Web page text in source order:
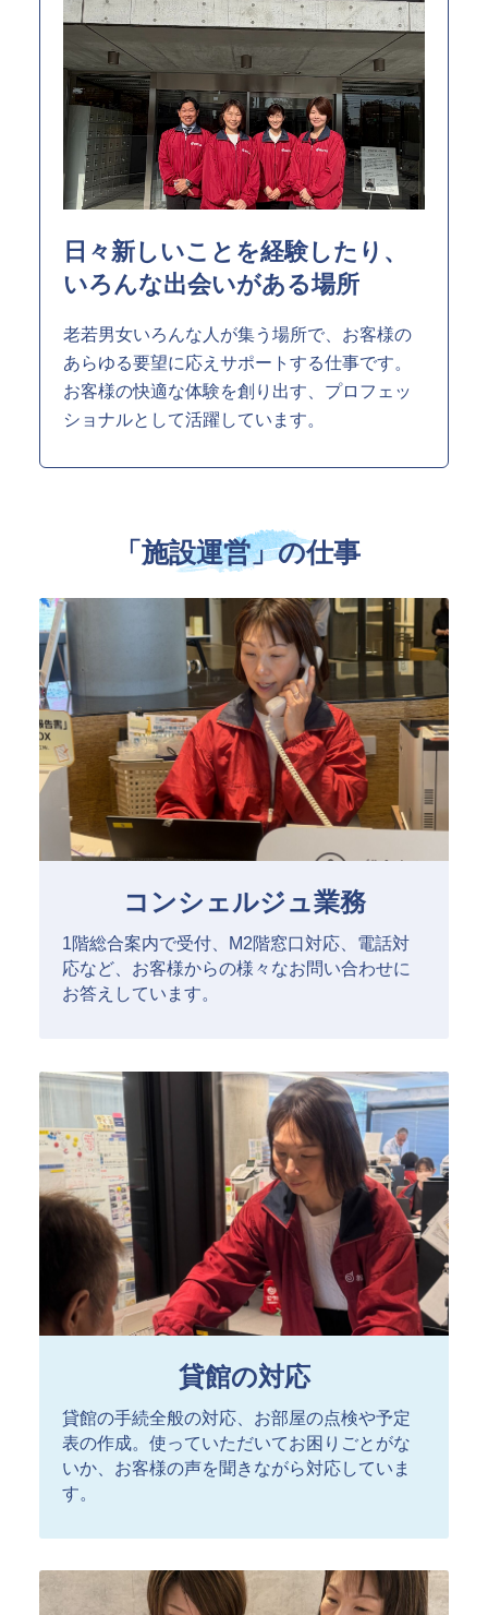
企業情報
トップメッセージ
企業理念
会社概要・アクセス
SPSの歴史
日々新しいことを経験したり、
いろんな出会いがある場所
老若男女いろんな人が集う場所で、お客様の
あらゆる要望に応えサポートする仕事です。
お客様の快適な体験を創り出す、プロフェッ
ショナルとして活躍しています。
「施設運営」の仕事
コンシェルジュ業務
1階総合案内で受付、M2階窓口対応、電話対
応など、お客様からの様々なお問い合わせに
お答えしています。
貸館の対応
貸館の手続全般の対応、お部屋の点検や予定
表の作成。使っていただいてお困りごとがな
いか、お客様の声を聞きながら対応していま
す。